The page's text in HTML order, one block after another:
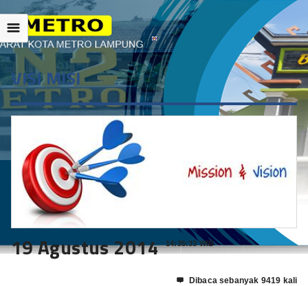
☰
VISI MISI
19 Agustus 2014 14:35:33 WIB
 Dibaca sebanyak 9419 kali